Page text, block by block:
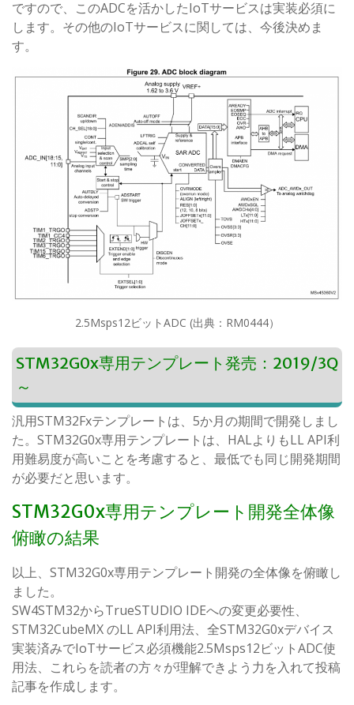
ですので、このADCを活かしたIoTサービスは実装必須に
します。その他のIoTサービスに関しては、今後決めま
す。
2.5Msps12ビットADC (出典：RM0444）
STM32G0x専用テンプレート発売：2019/3Q
～
汎用STM32Fxテンプレートは、5か月の期間で開発しまし
た。STM32G0x専用テンプレートは、HALよりもLL API利
用難易度が高いことを考慮すると、最低でも同じ開発期間
が必要だと思います。
STM32G0x専用テンプレート開発全体像
俯瞰の結果
以上、STM32G0x専用テンプレート開発の全体像を俯瞰し
ました。
SW4STM32からTrueSTUDIO IDEへの変更必要性、
STM32CubeMX のLL API利用法、全STM32G0xデバイス
実装済みでIoTサービス必須機能2.5Msps12ビットADC使
用法、これらを読者の方々が理解できよう力を入れて投稿
記事を作成します。